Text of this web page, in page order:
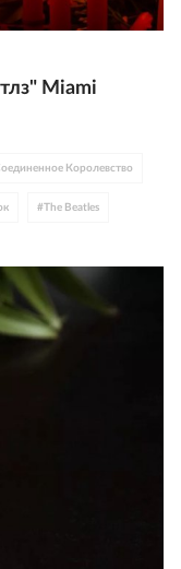
Miami
Королевство
#The Beatles